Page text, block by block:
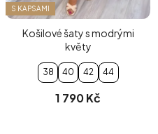
S KAPSAMI
Košilové šaty s modrými
květy
38 40 42 44
1 790 Kč